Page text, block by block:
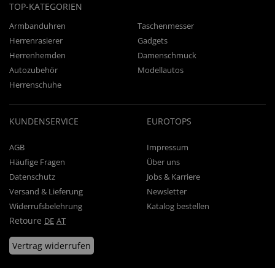
TOP-KATEGORIEN
Armbanduhren
Taschenmesser
Herrenrasierer
Gadgets
Herrenhemden
Damenschmuck
Autozubehör
Modellautos
Herrenschuhe
KUNDENSERVICE
AGB
Häufige Fragen
Datenschutz
Versand & Lieferung
Widerrufsbelehrung
Retoure DE AT
Vertrag widerrufen
EUROTOPS
Impressum
Über uns
Jobs & Karriere
Newsletter
Katalog bestellen